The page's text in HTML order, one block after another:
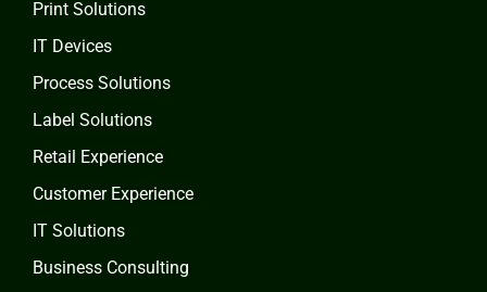
Print Solutions
IT Devices
Process Solutions
Label Solutions
Retail Experience
Customer Experience
IT Solutions
Business Consulting